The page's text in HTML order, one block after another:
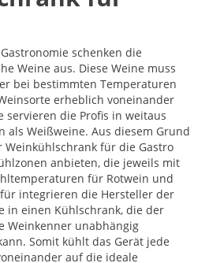
schenken die
Weine aus. Diese Weine muss
bei bestimmten Temperaturen
erheblich voneinander
servieren die Profis in weitaus
als Weißweine. Aus diesem Grund
für die Gastro
anbieten, die jeweils mit
für Rotwein und
integrieren die Hersteller der
in einen Kühlschrank, die der
Weinkenner unabhängig
Somit kühlt das Gerät jede
auf die ideale